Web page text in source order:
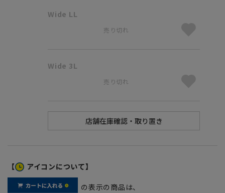
Wide LL
売り切れ
Wide 3L
売り切れ
【 アイコンについて】
の表示の商品は、